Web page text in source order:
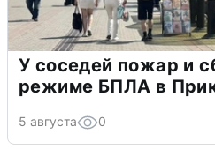
У соседей пожар и
режиме БПЛА в
5 августа 0